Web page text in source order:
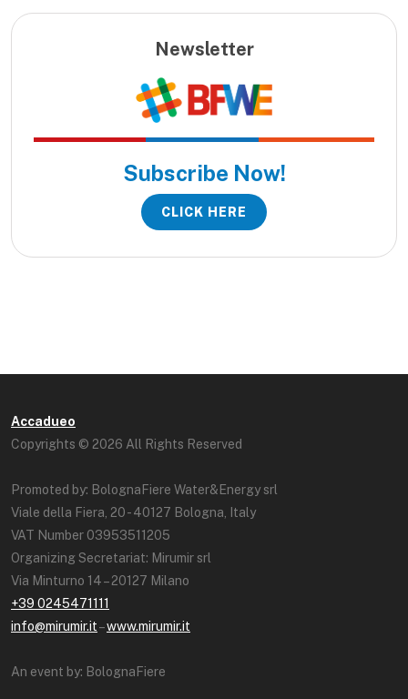
Newsletter
Subscribe Now!
CLICK HERE
Accadueo
Copyrights © 2026 All Rights Reserved
Promoted by: BolognaFiere Water&Energy srl
Viale della Fiera, 20 - 40127 Bologna, Italy
VAT Number 03953511205
Organizing Secretariat: Mirumir srl
Via Minturno 14 – 20127 Milano
+39 0245471111
info@mirumir.it–www.mirumir.it
An event by: BolognaFiere